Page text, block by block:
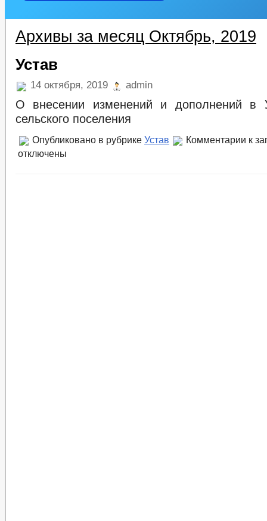
Архивы за месяц Октябрь, 2019
Устав
14 октября, 2019 admin
О внесении изменений и дополнений в
сельского поселения
Опубликовано в рубрике Устав Комментарии к
отключены